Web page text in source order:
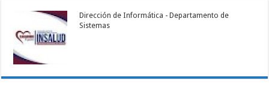
Dirección de Informática - Departamento de
Sistemas